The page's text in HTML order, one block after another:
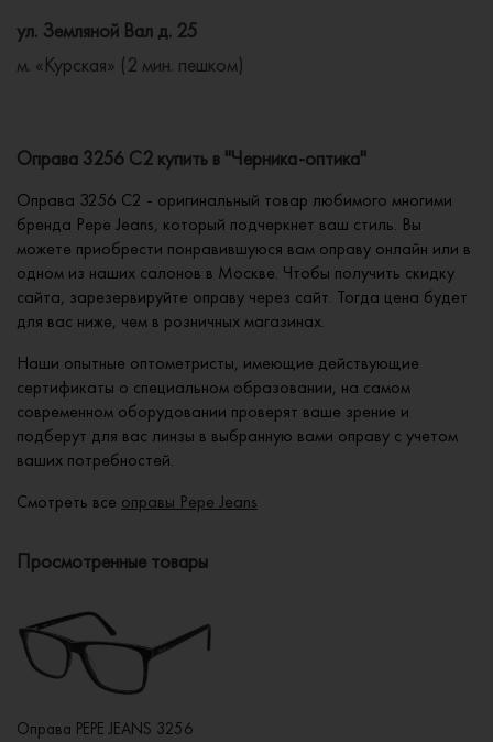
ул. Земляной Вал д. 25
м. «Курская» (2 мин. пешком)
Оправа 3256 C2 купить в "Черника-оптика"
Оправа 3256 C2 - оригинальный товар любимого многими
бренда Pepe Jeans, который подчеркнет ваш стиль. Вы
можете приобрести понравившуюся вам оправу онлайн или в
одном из наших салонов в Москве. Чтобы получить скидку
сайта, зарезервируйте оправу через сайт. Тогда цена будет
для вас ниже, чем в розничных магазинах.
Наши опытные оптометристы, имеющие действующие
сертификаты о специальном образовании, на самом
современном оборудовании проверят ваше зрение и
подберут для вас линзы в выбранную вами оправу с учетом
ваших потребностей.
Смотреть все оправы Pepe Jeans
Просмотренные товары
Оправа PEPE JEANS 3256